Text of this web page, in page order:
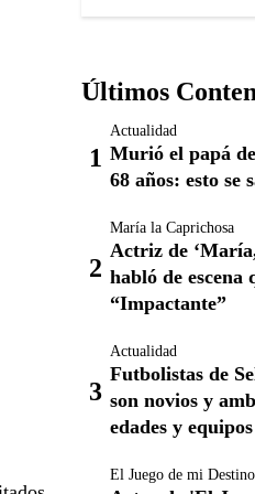
Últimos
Actualidad
Murió el papá
68 años: esto se
María la Caprichosa
Actriz de
habló de escena
“Impactante”
Actualidad
Futbolistas de
son novios y
edades y equipos
El Juego de mi Destino